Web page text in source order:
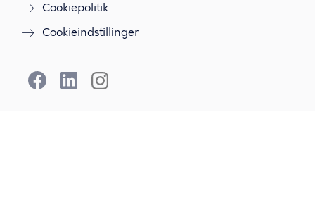
Cookiepolitik
Cookieindstillinger